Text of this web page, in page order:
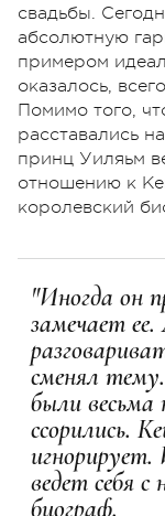
свадьбы.
абсолютную
примером
оказалось,
Помимо того,
расставались
принц Уиляьм
отношению к
королевский
"Иногда он
замечает
сменял
были
ссорились.
игнорирует.
ведет себя
биограф.